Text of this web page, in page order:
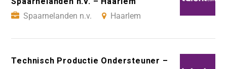
Spaarnelanden n.v.
Haarlem
Technisch Productie Ondersteuner –